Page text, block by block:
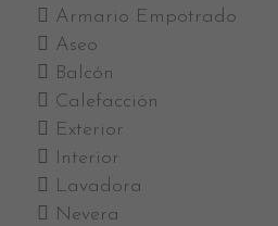
Armario Empotrado
Aseo
Balcón
Calefacción
Exterior
Interior
Lavadora
Nevera